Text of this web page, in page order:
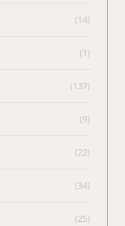
(14)
(1)
(137)
(9)
(22)
(34)
(25)